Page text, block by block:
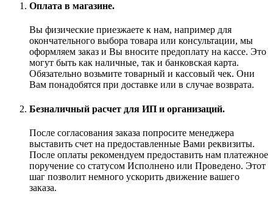
Оплата в магазине.
Вы физические приезжаете к нам, например для
окончательного выбора товара или консультации, мы
оформляем заказ и Вы вносите предоплату на кассе. Это
могут быть как наличные, так и банковская карта.
Обязательно возьмите товарный и кассовый чек. Они
Вам понадобятся при доставке или в случае возврата.
Безналичный расчет для ИП и организаций.
После согласования заказа попросите менеджера
выставить счет на предоставленные Вами реквизиты.
После оплаты рекомендуем предоставить нам платежное
поручение со статусом Исполнено или Проведено. Этот
шаг позволит немного ускорить движение вашего
заказа.